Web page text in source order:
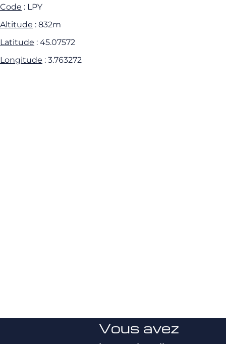
Code : LPY
Altitude : 832m
Latitude : 45.07572
Longitude : 3.763272
Vous avez